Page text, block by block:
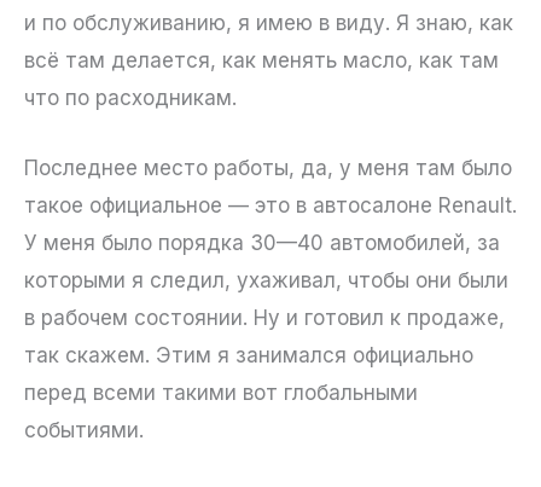
и по обслуживанию, я имею в виду. Я знаю, как
всё там делается, как менять масло, как там
что по расходникам.
Последнее место работы, да, у меня там было
такое официальное — это в автосалоне Renault.
У меня было порядка 30—40 автомобилей, за
которыми я следил, ухаживал, чтобы они были
в рабочем состоянии. Ну и готовил к продаже,
так скажем. Этим я занимался официально
перед всеми такими вот глобальными
событиями.